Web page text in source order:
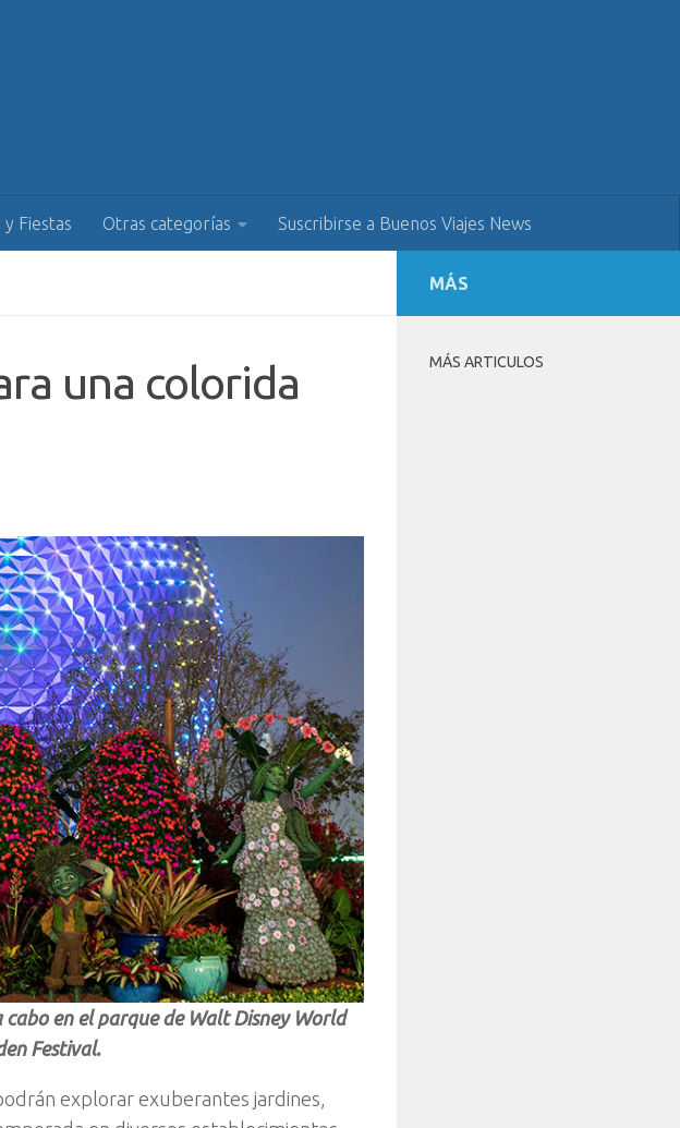
y Fiestas Otras categorías Suscribirse a Buenos Viajes News
una colorida
cabo en el parque de Walt Disney World
Festival.
explorar exuberantes jardines,
MÁS
MÁS ARTICULOS